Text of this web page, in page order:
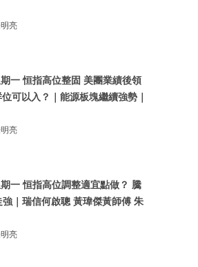
亮
期一 恒指高位整固 美團業績後領
可以入？｜能源板塊繼續強勢｜
亮
期一 恒指高位調整適宜點做？ 騰
｜瑞信何啟聰 黃瑋傑黃師傅 朱
亮